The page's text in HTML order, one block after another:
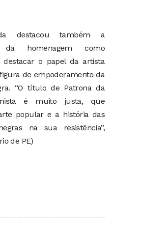
destacou também a
da homenagem como
destacar o papel da artista
de empoderamento da
“O título de Patrona da
é muito justa, que
popular e a história das
na sua resistência”,
de PE)